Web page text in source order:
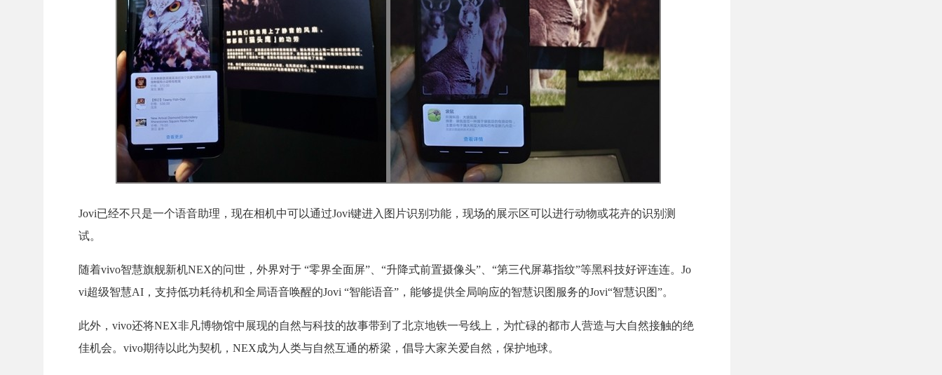
Jovi已经不只是一个语音助理，现在相机中可以通过Jovi键进入图片识别功能，现场的展示区可以进行动物或花卉的识别测
试。
随着vivo智慧旗舰新机NEX的问世，外界对于 “零界全面屏”、“升降式前置摄像头”、“第三代屏幕指纹”等黑科技好评连连。Jo
vi超级智慧AI，支持低功耗待机和全局语音唤醒的Jovi “智能语音”，能够提供全局响应的智慧识图服务的Jovi“智慧识图”。
此外，vivo还将NEX非凡博物馆中展现的自然与科技的故事带到了北京地铁一号线上，为忙碌的都市人营造与大自然接触的绝
佳机会。vivo期待以此为契机，NEX成为人类与自然互通的桥梁，倡导大家关爱自然，保护地球。